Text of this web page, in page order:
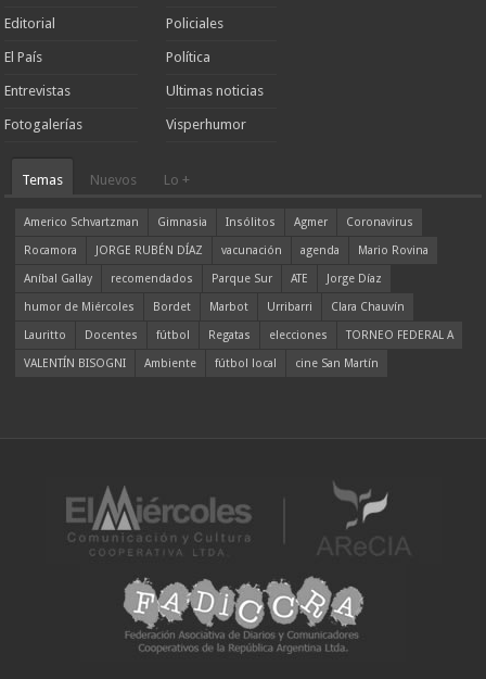
Editorial
El País
Entrevistas
Fotogalerías
Policiales
Política
Ultimas noticias
Visperhumor
Temas Nuevos Lo +
Americo Schvartzman Gimnasia Insólitos Agmer
Coronavirus
Rocamora
JORGE RUBÉN DÍAZ vacunación agenda
Mario Rovina
Aníbal Gallay
recomendados Parque Sur ATE
Jorge Díaz
humor de Miércoles
Bordet Marbot Urribarri
Clara Chauvín
Lauritto
Docentes fútbol Regatas elecciones
TORNEO FEDERAL A
VALENTÍN BISOGNI
Ambiente fútbol local cine San Martín